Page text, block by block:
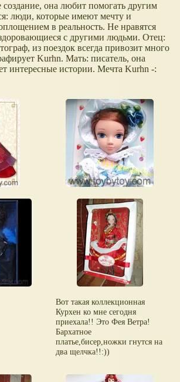
она любит помогать другим
люди, которые имеют мечту и
в реальность. Не нравятся
с другими людьми. Отец:
из поездок всегда привозит много
Kurhn. Мать: писатель, она
интересные истории. Мечта Kurhn -:
Вот такая коллекционная
Курхен ко мне сегодня
приехала!! Это Фея Ветра!
Бархатное
платье,бисер,ножки гнутся на
два щелчка!!:))